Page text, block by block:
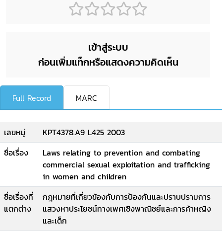
เข้าสู่ระบบ
ก่อนเพิ่มแท็กหรือแสดงความคิดเห็น
Full Record MARC
เลขหมู่
KPT4378.A9 L425 2003
ชื่อเรื่อง
Laws relating to prevention and combating
commercial sexual exploitation and trafficking
in women and children
ชื่อเรื่องที่
แตกต่าง
กฎหมายที่เกี่ยวข้องกับการป้องกันและปราบปรามการ
แสวงหาประโยชน์ทางเพศเชิงพาณิชย์และการค้าหญิง
และเด็ก